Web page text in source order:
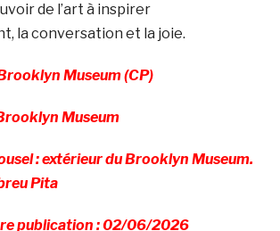
de l’art à inspirer
la conversation et la joie.
Museum (CP)
Museum
: extérieur du Brooklyn Museum.
Pita
publication : 02/06/2026